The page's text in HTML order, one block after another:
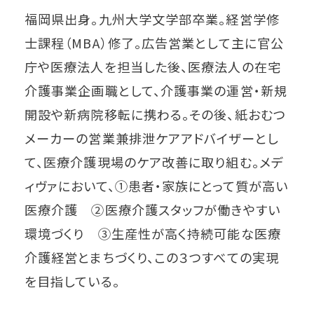
福岡県出身。九州大学文学部卒業。経営学修
士課程（MBA）修了。広告営業として主に官公
庁や医療法人を担当した後、医療法人の在宅
介護事業企画職として、介護事業の運営・新規
開設や新病院移転に携わる。その後、紙おむつ
メーカーの営業兼排泄ケアアドバイザーとし
て、医療介護現場のケア改善に取り組む。メデ
ィヴァにおいて、①患者・家族にとって質が高い
医療介護 ②医療介護スタッフが働きやすい
環境づくり ③生産性が高く持続可能な医療
介護経営とまちづくり、この３つすべての実現
を目指している。